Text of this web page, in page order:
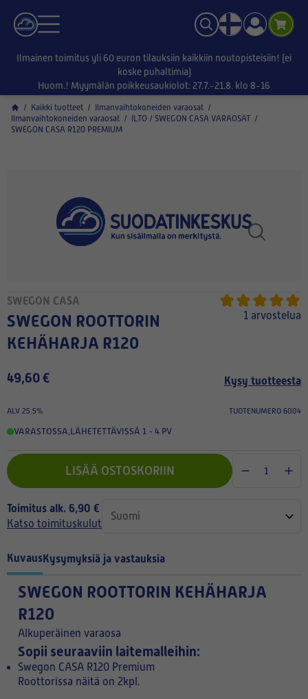
Ilmainen toimitus yli 60 euron tilauksiin kaikkiin noutopisteisiin! (ei
koske puhaltimia)
Huom.! Myymälän poikkeusaukiolot: 27.7.-21.8. klo 8-16
/ Kaikki tuotteet / Ilmanvaihtokoneiden varaosat /
Ilmanvaihtokoneiden varaosat / ILTO / SWEGON CASA VARAOSAT /
SWEGON CASA R120 PREMIUM
SWEGON CASA
SWEGON ROOTTORIN
KEHÄHARJA R120
1 arvostelua
49,60 € Kysy tuotteesta
ALV 25.5% TUOTENUMERO 6004
VARASTOSSA LÄHETETTÄVISSÄ 1 - 4 PV
LISÄÄ OSTOSKORIIN
Toimitus alk. 6,90 €
Katso toimituskulut
KuvausKysymyksiä ja vastauksia
SWEGON ROOTTORIN KEHÄHARJA
R120
Alkuperäinen varaosa
Sopii seuraaviin laitemalleihin:
Swegon CASA R120 Premium
Roottorissa näitä on 2kpl.